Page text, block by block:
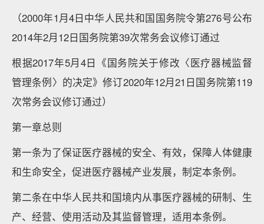
（2000年1月4日中华人民共和国国务院令第276号公布
2014年2月12日国务院第39次常务会议修订通过
根据2017年5月4日《国务院关于修改〈医疗器械监督
管理条例〉的决定》修订2020年12月21日国务院第119
次常务会议修订通过）
第一章总则
第一条为了保证医疗器械的安全、有效，保障人体健康
和生命安全，促进医疗器械产业发展，制定本条例。
第二条在中华人民共和国境内从事医疗器械的研制、生
产、经营、使用活动及其监督管理，适用本条例。